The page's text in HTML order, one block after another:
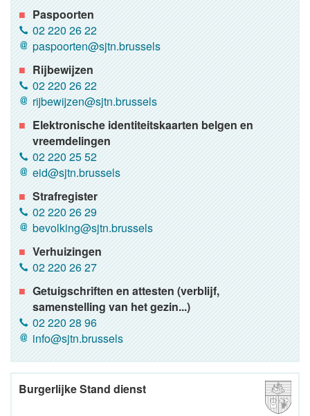
Paspoorten
02 220 26 22
paspoorten@sjtn.brussels
Rijbewijzen
02 220 26 22
rijbewijzen@sjtn.brussels
Elektronische identiteitskaarten belgen en
vreemdelingen
02 220 25 52
eid@sjtn.brussels
Strafregister
02 220 26 29
bevolking@sjtn.brussels
Verhuizingen
02 220 26 27
Getuigschriften en attesten (verblijf,
samenstelling van het gezin...)
02 220 28 96
info@sjtn.brussels
Burgerlijke Stand dienst